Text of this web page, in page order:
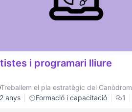
i programari lliure
Treballem el pla estratègic del Canòdrom
2 anys
Formació i capacitació 1